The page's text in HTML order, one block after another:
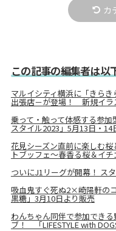
カ
この記事の編集者は以
マルイシティ横浜に「きらき
出張店－が登場！ 新規イラ
乗って・触って体感する参
スタイル2023」5月13日・14
花見シーズン直前に楽しむ
トブッフェ～春香る桜＆イチ
ついにJ1リーグが開幕！ ス
吸血鬼すぐ死ぬ2×崎陽軒の
黒糖」3月10日より販売
わんちゃん同伴で参加でき
ブ！ 「LIFESTYLE with